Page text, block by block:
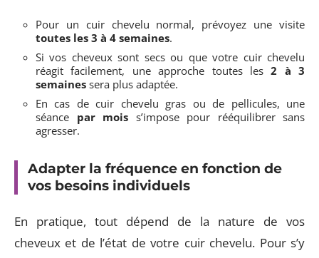
Pour un cuir chevelu normal, prévoyez une visite
toutes les 3 à 4 semaines.
Si vos cheveux sont secs ou que votre cuir chevelu
réagit facilement, une approche toutes les2 à 3
semaines sera plus adaptée.
En cas de cuir chevelu gras ou de pellicules, une
séance par mois s’impose pour rééquilibrer sans
agresser.
Adapter la fréquence en fonction de
vos besoins individuels
En pratique, tout dépend de la nature de vos
cheveux et de l’état de votre cuir chevelu. Pour s’y